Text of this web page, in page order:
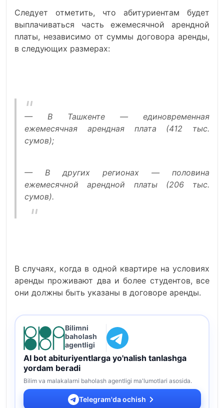
Следует отметить, что абитуриентам будет
выплачиваться часть ежемесячной арендной
платы, независимо от суммы договора аренды,
в следующих размерах:
— В Ташкенте — единовременная
ежемесячная арендная плата (412 тыс.
сумов);
— В других регионах — половина
ежемесячной арендной платы (206 тыс.
сумов).
В случаях, когда в одной квартире на условиях
аренды проживают два и более студентов, все
они должны быть указаны в договоре аренды.
Bilimni
baholash
agentligi
AI bot abituriyentlarga yo'nalish tanlashga
yordam beradi
Bilim va malakalarni baholash agentligi ma'lumotlari asosida.
Telegram'da ochish